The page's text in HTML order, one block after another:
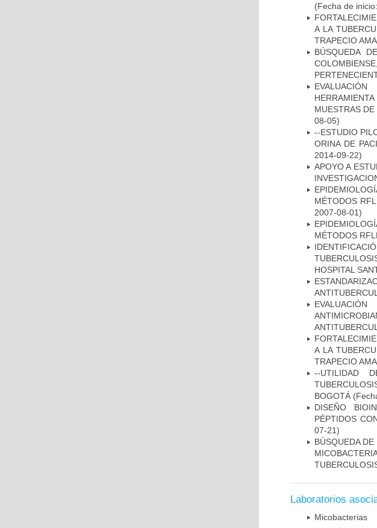
(Fecha de
A LA
TRAPECIO
BÚSQUEDA
MUESTRAS
08-05)
--ESTUDIO
ORINA DE
2014-09-22)
APOYO A
MÉTODOS
2007-08-01)
MÉTODOS
HOSPITAL
A LA
TRAPECIO
--UTILIDAD
BOGOTÁ
DISEÑO
PÉPTIDOS
07-21)
BÚSQUEDA
Laboratorios
Micobacterias